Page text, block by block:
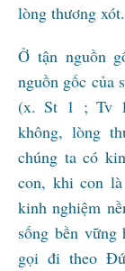
lòng thương xót.
Ở tận nguồn
nguồn gốc của
(x. St 1 ; Tv
không, lòng
chúng ta có
con, khi con
kinh nghiệm
sống bền
gọi đi theo